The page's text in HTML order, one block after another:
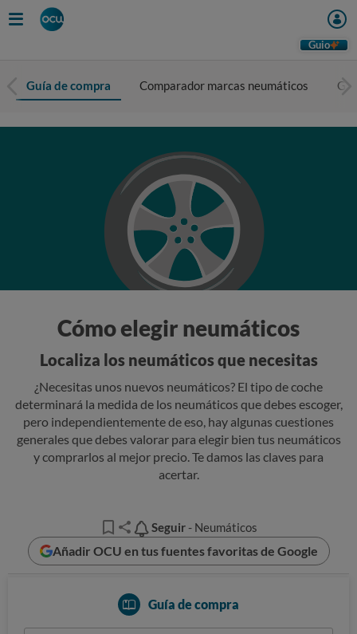
Guio
Guía de compra Comparador marcas neumáticos
Cómo elegir neumáticos
Localiza los neumáticos que necesitas
¿Necesitas unos nuevos neumáticos? El tipo de coche
determinará la medida de los neumáticos que debes escoger,
pero independientemente de eso, hay algunas cuestiones
generales que debes valorar para elegir bien tus neumáticos
y comprarlos al mejor precio. Te damos las claves para
acertar.
Seguir
Seguir - Neumáticos
Añadir OCU en tus fuentes favoritas de Google
Guía de compra